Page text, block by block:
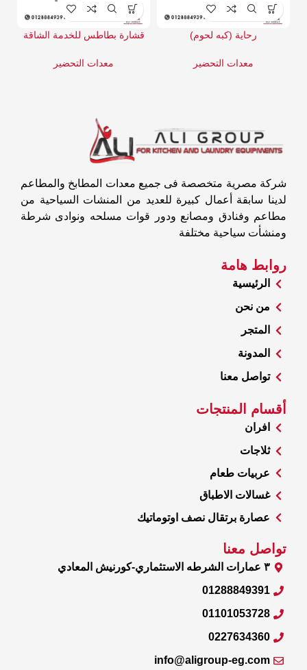
رحاية (كبه لحوم)
معدات التحضير
قشارة بطاطس للخدمة الشاقة
معدات التحضير
شركة مصرية متخصصة فى جميع معدات المطابخ والمطاعم
لدينا سابقة أعمال كبيرة للعديد من المنشات السياحية من
مطاعم وفنادق ومصانع ودور قوات مسلحه ونوادى شرطة
ومنشأت سياحية مختلفة
روابط هامة
الرئيسية
من نحن
المتجر
المدونة
تواصل معنا
أقسام المنتجات
افران
ثلاجات
عربيات طعام
غسالات الاطباق
عصارة برتقال نصف اوتوماتيك
تواصل معنا
٣ عمارات الشرطه الاستثماري-كورنيش المعادي
01288849391
01101053728
0227634360
info@aligroup-eg.com